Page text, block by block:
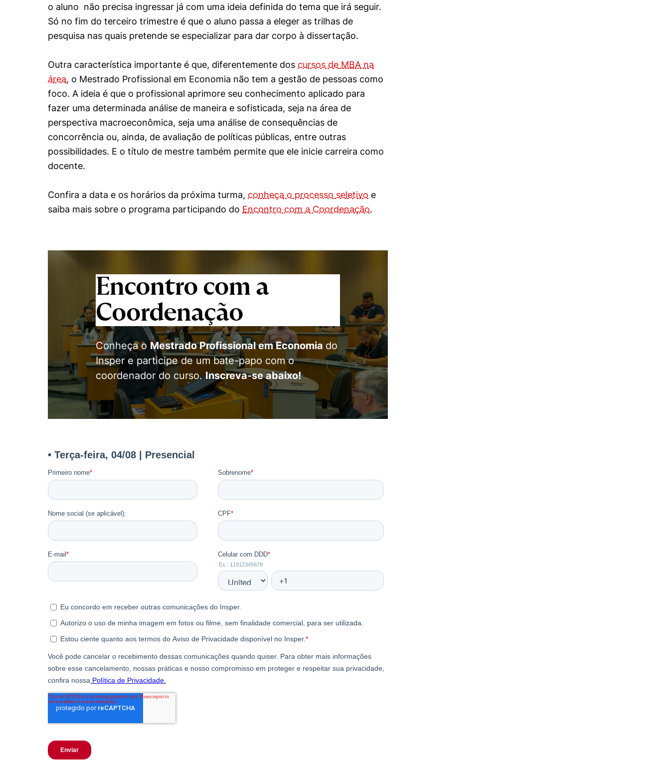
o aluno não precisa ingressar já com uma ideia definida do tema que irá seguir.
Só no fim do terceiro trimestre é que o aluno passa a eleger as trilhas de
pesquisa nas quais pretende se especializar para dar corpo à dissertação.
Outra característica importante é que, diferentemente dos cursos de MBA na
área, o Mestrado Profissional em Economia não tem a gestão de pessoas como
foco. A ideia é que o profissional aprimore seu conhecimento aplicado para
fazer uma determinada análise de maneira e sofisticada, seja na área de
perspectiva macroeconômica, seja uma análise de consequências de
concorrência ou, ainda, de avaliação de políticas públicas, entre outras
possibilidades. E o título de mestre também permite que ele inicie carreira como
docente.
Confira a data e os horários da próxima turma, conheça o processo seletivo e
saiba mais sobre o programa participando do Encontro com a Coordenação.
Encontro com a
Coordenação
Conheça oMestrado Profissional em Economia do
Insper e participe de um bate-papo com o
coordenador do curso.Inscreva-se abaixo!
Cookies de preferências de usuário